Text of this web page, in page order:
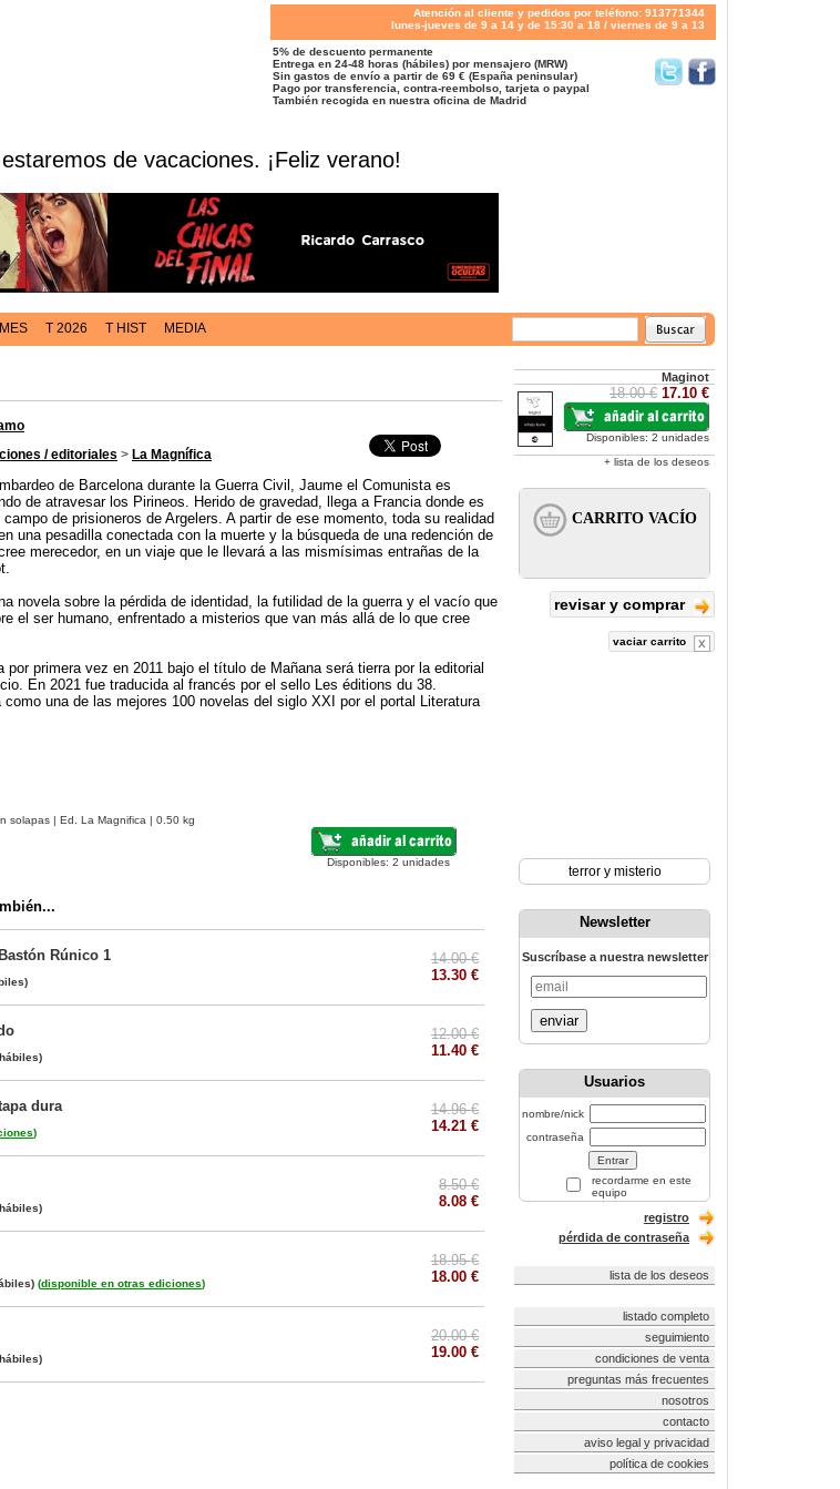
Atención al cliente y pedidos por teléfono: 913771344
lunes-jueves de 9 a 14 y de 15:30 a 18 / viernes de 9 a 13
5% de descuento permanente
Entrega en 24-48 horas (hábiles) por mensajero (MRW)
Sin gastos de envío a partir de 69 € (España peninsular)
Pago por transferencia, contra-reembolso, tarjeta o paypal
También recogida en nuestra oficina de Madrid
de vacaciones. ¡Feliz verano!
T 2026 T HIST MEDIA
/ editoriales > La Magnífica
de Barcelona durante la Guerra Civil, Jaume el Comunista es
de atravesar los Pirineos. Herido de gravedad, llega a Francia donde es
de prisioneros de Argelers. A partir de ese momento, toda su realidad
una pesadilla conectada con la muerte y la búsqueda de una redención de
merecedor, en un viaje que le llevará a las mismísimas entrañas de la
novela sobre la pérdida de identidad, la futilidad de la guerra y el vacío que
el ser humano, enfrentado a misterios que van más allá de lo que cree
por primera vez en 2011 bajo el título de Mañana será tierra por la editorial
En 2021 fue traducida al francés por el sello Les éditions du 38.
como una de las mejores 100 novelas del siglo XXI por el portal Literatura
solapas | Ed. La Magnifica | 0.50 kg
Disponibles: 2 unidades
Rúnico 1
14.00 €
13.30 €
12.00 €
11.40 €
dura
)
14.96 €
14.21 €
8.50 €
8.08 €
(disponible en otras ediciones)
18.95 €
18.00 €
20.00 €
19.00 €
Maginot
18.00 € 17.10 €
Disponibles: 2 unidades
+ lista de los deseos
revisar y comprar
vaciar carrito
terror y misterio
Newsletter
Suscríbase a nuestra newsletter
enviar
Usuarios
nombre/nick
contraseña
recordarme en este
equipo
registro
pérdida de contraseña
lista de los deseos
listado completo
seguimiento
condiciones de venta
preguntas más frecuentes
nosotros
contacto
aviso legal y privacidad
política de cookies